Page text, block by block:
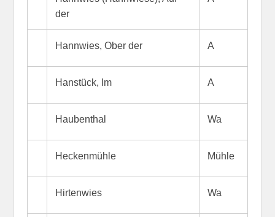
der
Hannwies, Ober der A
Hanstück, Im A
Haubenthal Wa
Heckenmühle Mühle
Hirtenwies Wa